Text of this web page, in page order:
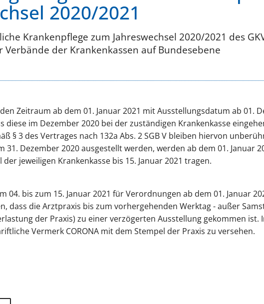
2020/2021
Krankenpflege zum Jahreswechsel 2020/2021 des
Verbände der Krankenkassen auf Bundesebene
Zeitraum ab dem 01. Januar 2021 mit Ausstellungsdatum ab 01.
diese im Dezember 2020 bei der zuständigen Krankenkasse
§ 3 des Vertrages nach 132a Abs. 2 SGB V bleiben hiervon
Dezember 2020 ausgestellt werden, werden ab dem 01. Januar
jeweiligen Krankenkasse bis 15. Januar 2021 tragen.
04. bis zum 15. Januar 2021 für Verordnungen ab dem 01. Januar
dass die Arztpraxis bis zum vorhergehenden Werktag - außer
der Praxis) zu einer verzögerten Ausstellung gekommen ist.
Vermerk CORONA mit dem Stempel der Praxis zu versehen.